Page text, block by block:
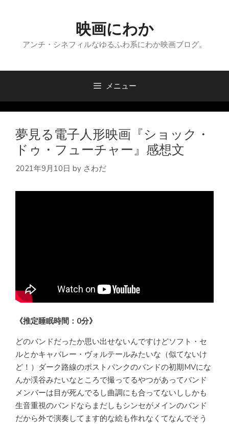
へ
映画にわか
アンチ・シネフィルなゆるふわ系にわか映画ブログ。
メニュー
夢見る電子人形映画『ショック・
ドゥ・フューチャー』感想文
2021年9月10日 by さわだ
《推定睡眠時間：0分》
どのバンドだったか思い出せないんですけどソフト・セ
ルとかキャバレー・ヴォルテールみたいな（似てないけ
ど！）ダーク路線のポストパンクのバンドの初期MVにな
んか渓谷みたいなところで撮ってるやつがあってバンド
メンバーは目が死んでるし曲調にも合ってないししかも
生音重視のバンドならまだしもシンセがメインのバンド
だから外で演奏してます的な絵も作れなくてなんでそう